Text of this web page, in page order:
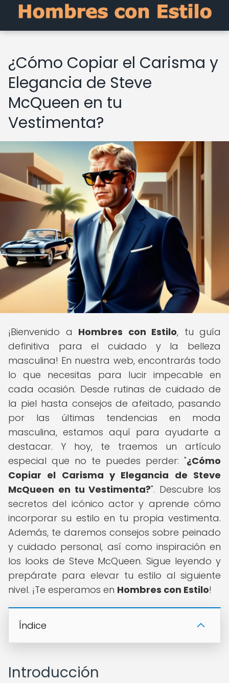
¿Cómo Copiar el Carisma y
Elegancia de Steve
McQueen en tu
Vestimenta?
¡Bienvenido a Hombres con Estilo, tu guía
definitiva para el cuidado y la belleza
masculina! En nuestra web, encontrarás todo
lo que necesitas para lucir impecable en
cada ocasión. Desde rutinas de cuidado de
la piel hasta consejos de afeitado, pasando
por las últimas tendencias en moda
masculina, estamos aquí para ayudarte a
destacar. Y hoy, te traemos un artículo
especial que no te puedes perder: "¿Cómo
Copiar el Carisma y Elegancia de Steve
McQueen en tu Vestimenta?". Descubre los
secretos del icónico actor y aprende cómo
incorporar su estilo en tu propia vestimenta.
Además, te daremos consejos sobre peinado
y cuidado personal, así como inspiración en
los looks de Steve McQueen. Sigue leyendo y
prepárate para elevar tu estilo al siguiente
nivel. ¡Te esperamos en Hombres con Estilo!
Índice
Introducción